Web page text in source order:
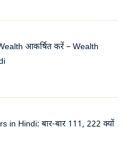
आकर्षित करें – Wealth
in Hindi: बार-बार 111, 222 क्यों